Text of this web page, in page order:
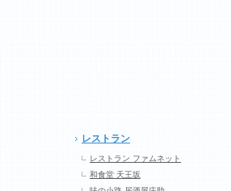
レストラン
レストラン ファムネット
和食堂 天王坂